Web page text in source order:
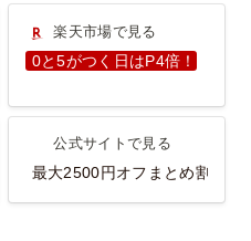
楽天市場で見る
楽天市場で見る
0と5がつく日はP4倍！
ンGET！
公式サイトで見る
公式サイトで見る
最大2500円オフまとめ割